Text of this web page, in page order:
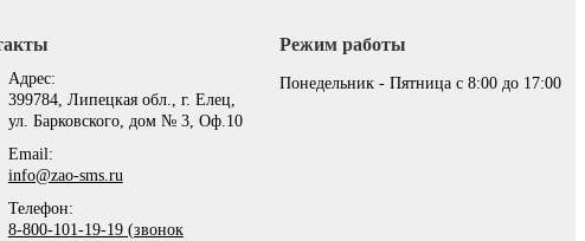
Адрес:
399784, Липецкая обл., г. Елец,
ул. Барковского, дом № 3, Оф.10
Email:
info@zao-sms.ru
Телефон:
8-800-101-19-19 (звонок
Режим работы
Понедельник - Пятница с 8:00 до 17:00